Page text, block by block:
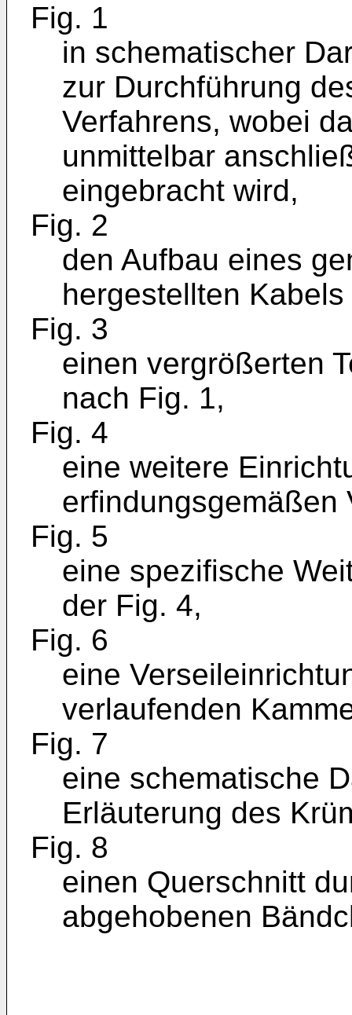
Fig. 1
in schematischer
zur Durchführung
Verfahrens, wobei
unmittelbar
eingebracht wird,
Fig. 2
den Aufbau eines
hergestellten
Fig. 3
einen vergrößerten
nach Fig. 1,
Fig. 4
eine weitere
erfindungsgemäßen
Fig. 5
eine spezifische
der Fig. 4,
Fig. 6
eine
verlaufenden
Fig. 7
eine schematische
Erläuterung des
Fig. 8
einen Querschnitt
abgehobenen